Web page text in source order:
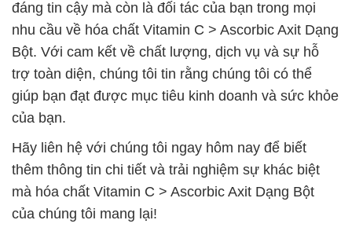
đáng tin cậy mà còn là đối tác của bạn trong mọi
nhu cầu về hóa chất Vitamin C > Ascorbic Axit Dạng
Bột. Với cam kết về chất lượng, dịch vụ và sự hỗ
trợ toàn diện, chúng tôi tin rằng chúng tôi có thể
giúp bạn đạt được mục tiêu kinh doanh và sức khỏe
của bạn.
Hãy liên hệ với chúng tôi ngay hôm nay để biết
thêm thông tin chi tiết và trải nghiệm sự khác biệt
mà hóa chất Vitamin C > Ascorbic Axit Dạng Bột
của chúng tôi mang lại!